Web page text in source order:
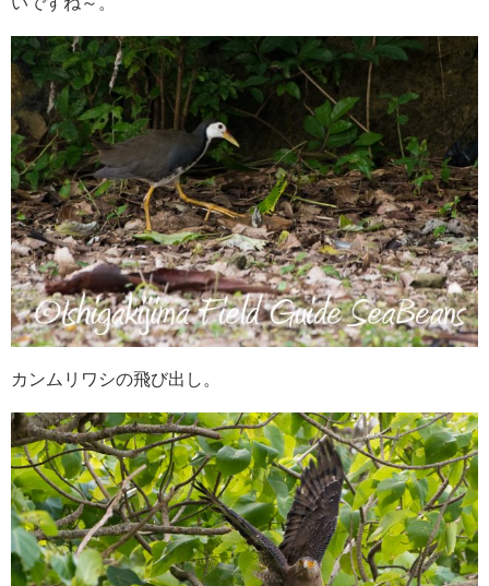
カンムリワシの飛び出し。